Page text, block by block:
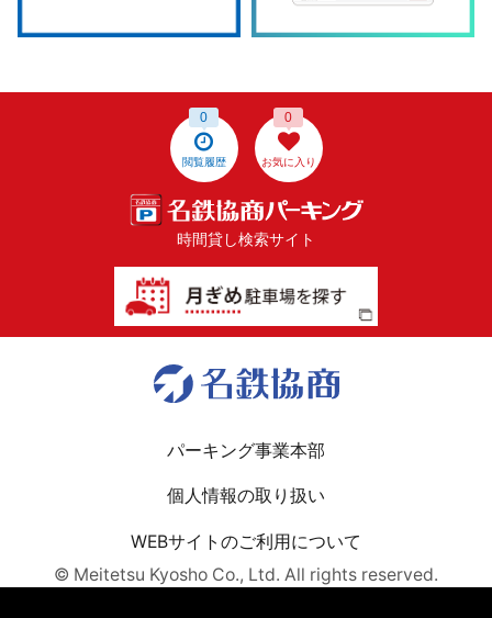
閲覧履歴
0
お気に入り
0
時間貸し検索サイト
パーキング事業本部
個人情報の取り扱い
WEBサイトのご利用について
© Meitetsu Kyosho Co., Ltd. All rights reserved.